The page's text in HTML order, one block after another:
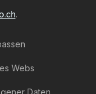
.
Webs
Daten